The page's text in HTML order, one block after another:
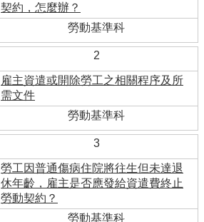
契約，怎麼辦？
勞動基準科
2
雇主資遣或開除勞工之相關程序及所
需文件
勞動基準科
3
勞工因普通傷病住院將往生但未達退
休年齡，雇主是否應發給資遣費終止
勞動契約？
勞動基準科